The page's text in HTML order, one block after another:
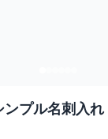
プル名刺入れ